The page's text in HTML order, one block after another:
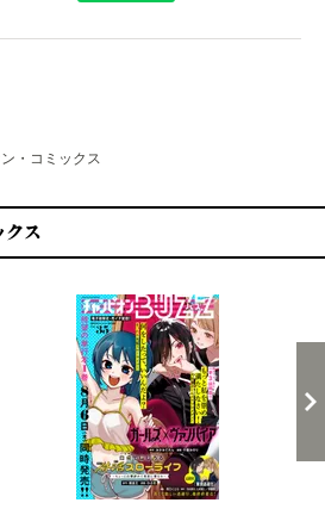
・コミックス